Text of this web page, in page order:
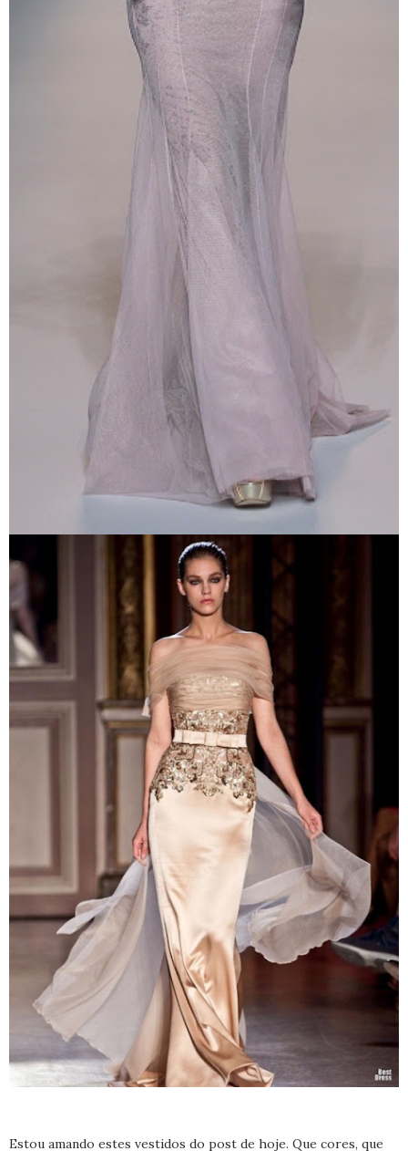
Estou amando estes vestidos do post de hoje. Que cores, que